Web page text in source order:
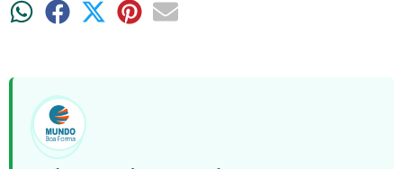
ShareShare ShareShareShare